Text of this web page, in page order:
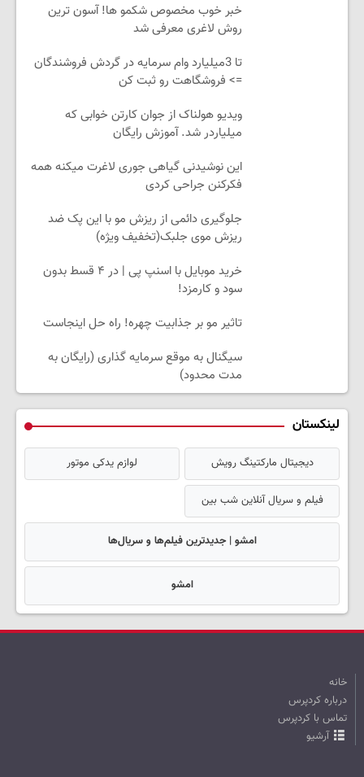
خبر خوب مخصوص شکمو ها! آسون ترین
روش لاغری معرفی شد
تا 3میلیارد وام سرمایه در گردش فروشندگان
=> فروشگاهت رو ثبت کن
ویدیو هولناک از جوان کارتن خوابی که
میلیاردر شد. آموزش رایگان
این نوشیدنی گیاهی جوری لاغرت میکنه همه
فکرکنن جراحی کردی
جلوگیری دائمی از ریزش مو با این پک ضد
ریزش موی جلبک(تخفیف ویژه)
خرید موبایل با اسنپ پی | در ۴ قسط بدون
سود و کارمزد!
تاثیر مو بر جذابیت چهره! راه حل اینجاست
سیگنال به موقع سرمایه گذاری (رایگان به
مدت محدود)
لینکستان
دیجیتال مارکتینگ رویش لوازم یدکی موتور
فیلم و سریال آنلاین شب بین
امشو | جدیدترین فیلم‌ها و سریال‌ها
امشو
خانه
درباره کردپرس
تماس با کردپرس
آرشیو